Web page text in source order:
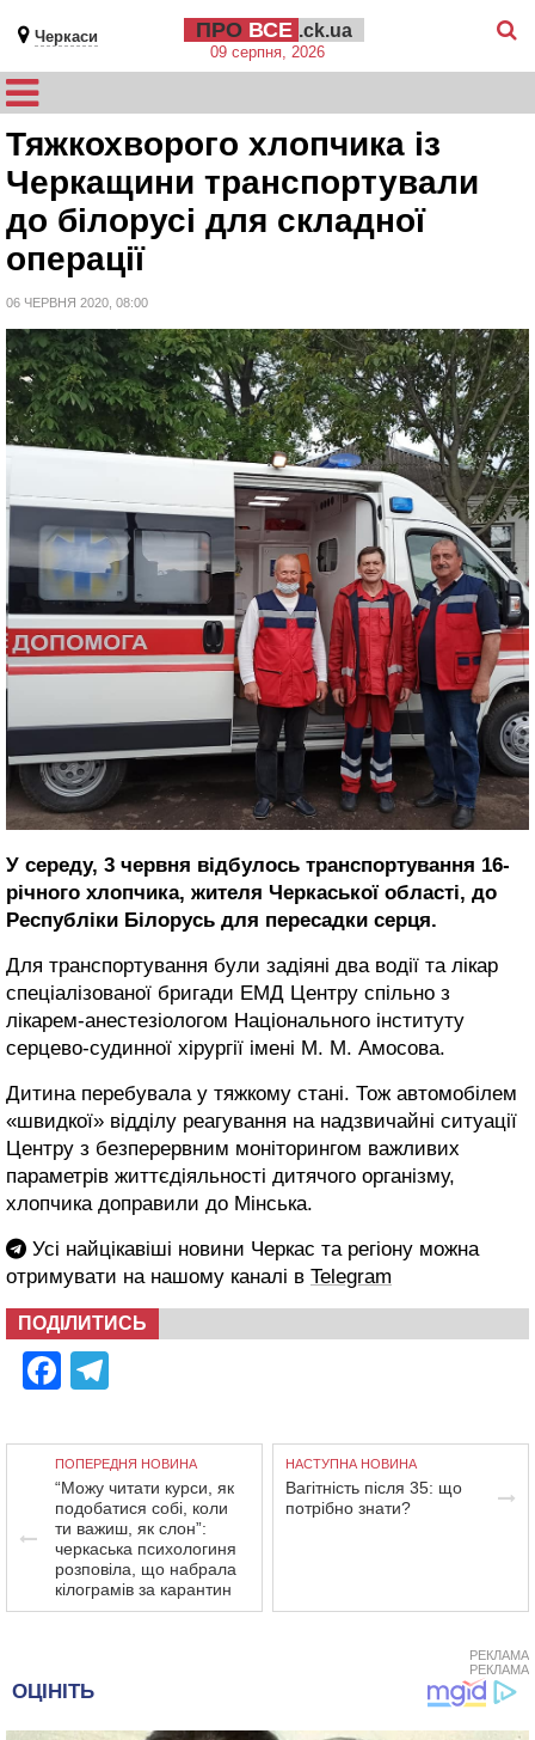
Черкаси ПРО ВСЕ .ck.ua
09 серпня, 2026
Тяжкохворого хлопчика із
Черкащини транспортували
до білорусі для складної
операції
06 ЧЕРВНЯ 2020, 08:00
У середу, 3 червня відбулось транспортування 16-
річного хлопчика, жителя Черкаської області, до
Республіки Білорусь для пересадки серця.
Для транспортування були задіяні два водії та лікар
спеціалізованої бригади ЕМД Центру спільно з
лікарем-анестезіологом Національного інституту
серцево-судинної хірургії імені М. М. Амосова.
Дитина перебувала у тяжкому стані. Тож автомобілем
«швидкої» відділу реагування на надзвичайні ситуації
Центру з безперервним моніторингом важливих
параметрів життєдіяльності дитячого організму,
хлопчика доправили до Мінська.
Усі найцікавіші новини Черкас та регіону можна
отримувати на нашому каналі в Telegram
ПОДІЛИТИСЬ
Facebook
ПОПЕРЕДНЯ НОВИНА
“Можу читати курси, як
подобатися собі, коли
ти важиш, як слон”:
черкаська психологиня
розповіла, що набрала
кілограмів за карантин
НАСТУПНА НОВИНА
Вагітність після 35: що
потрібно знати?
РЕКЛАМА
РЕКЛАМА